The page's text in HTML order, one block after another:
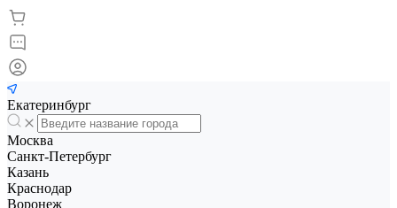
Екатеринбург
Москва
Санкт-Петербург
Казань
Краснодар
Воронеж